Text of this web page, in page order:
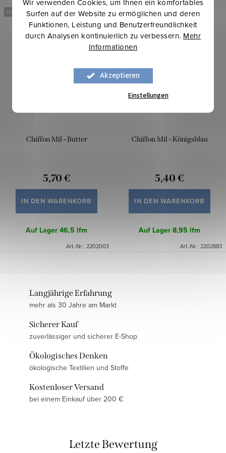
Wir verwenden Cookies, um Ihnen ein komfortables
Surfen auf der Website zu ermöglichen und deren
Funktionen, Leistung und Benutzerfreundlichkeit
durch Analysen kontinuierlich zu verbessern. Mehr
Informationen
Akzeptieren
Einstellungen
Mehr für weniger
Chiffon Mil - Butter
5,70 €
IN DEN WARENKORB
Auf Lager46,5 lfm
Art.-Nr.: 2202003
Mehr für weniger
Chiffon Mil - Königsblau
5,40 €
IN DEN WARENKORB
Auf Lager8,95 lfm
Art.-Nr.: 2202883
Langjährige Erfahrung
mehr als 30 Jahre am Markt
Sicherer Kauf
zuverlässiger und sicherer E-Shop
Ökologisches Denken
ökologische Textilien und Stoffe
Kostenloser Versand
bei einem Einkauf über 200 €
Letzte Bewertung